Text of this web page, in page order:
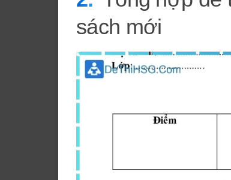
sách mới